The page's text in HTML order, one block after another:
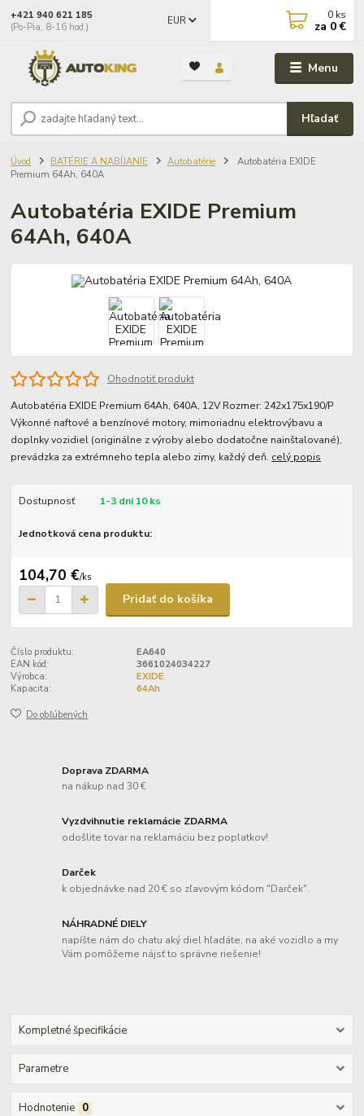
Menu
EUR
Hľadať
+421 940 621 185
(Po-Pia, 8-16 hod.)
0 ks
za 0 €
Úvod BATÉRIE A NABÍJANIE Autobatérie
Autobatéria EXIDE
Premium 64Ah, 640A
Autobatéria EXIDE Premium
64Ah, 640A
Ohodnotiť produkt
Autobatéria EXIDE Premium 64Ah, 640A, 12V Rozmer: 242x175x190/P
Výkonné naftové a benzínové motory, mimoriadnu elektrovýbavu a
doplnky vozidiel (originálne z výroby alebo dodatočne nainštalované),
prevádzka za extrémneho tepla alebo zimy, každý deň. celý popis
Dostupnosť 1-3 dni 10 ks
Jednotková cena produktu:
104,70 €/ks
Pridať do košíka
Číslo produktu:
EA640
EAN kód:
3661024034227
Výrobca:
EXIDE
Kapacita:
64Ah
Do obľúbených
Doprava ZDARMA
na nákup nad 30 €
Vyzdvihnutie reklamácie ZDARMA
odošlite tovar na reklamáciu bez poplatkov!
Darček
k objednávke nad 20 € so zľavovým kódom "Darček".
NÁHRADNÉ DIELY
napíšte nám do chatu aký diel hľadáte, na aké vozidlo a my
Vám pomôžeme nájsť to správne riešenie!
Kompletné špecifikácie
Parametre
Hodnotenie 0